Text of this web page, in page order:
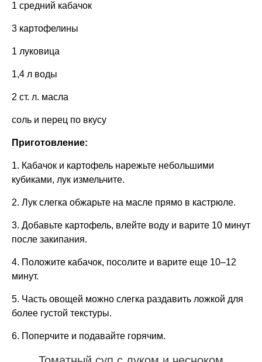
1 средний кабачок
3 картофелины
1 луковица
1,4 л воды
2 ст. л. масла
соль и перец по вкусу
Приготовление:
1. Кабачок и картофель нарежьте небольшими
кубиками, лук измельчите.
2. Лук слегка обжарьте на масле прямо в кастрюле.
3. Добавьте картофель, влейте воду и варите 10 минут
после закипания.
4. Положите кабачок, посолите и варите еще 10–12
минут.
5. Часть овощей можно слегка раздавить ложкой для
более густой текстуры.
6. Поперчите и подавайте горячим.